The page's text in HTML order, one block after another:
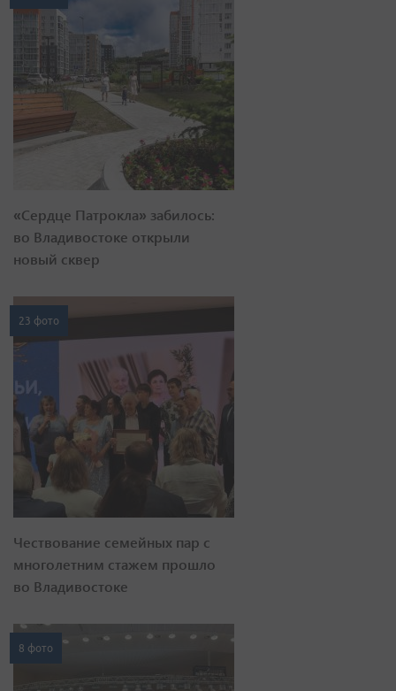
«Сердце Патрокла» забилось:
во Владивостоке открыли
новый сквер
23 фото
Чествование семейных пар с
многолетним стажем прошло
во Владивостоке
8 фото